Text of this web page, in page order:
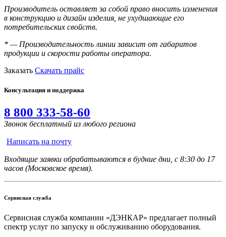
Производитель оставляет за собой право вносить изменения
в конструкцию и дизайн изделия, не ухудшающие его
потребительских свойств.
* — Производительность линии зависит от габаритов
продукции и скорости работы оператора.
Заказать Скачать прайс
Консультация и поддержка
8 800 333-58-60
Звонок бесплатный из любого региона
Написать на почту
Входящие заявки обрабатываются в будние дни, с 8:30 до 17
часов (Московское время).
Сервисная служба
Сервисная служба компании «ДЭНКАР» предлагает полный
спектр услуг по запуску и обслуживанию оборудования.